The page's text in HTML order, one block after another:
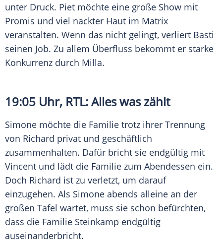
unter Druck. Piet möchte eine große Show mit
Promis und viel nackter Haut im Matrix
veranstalten. Wenn das nicht gelingt, verliert Basti
seinen Job. Zu allem Überfluss bekommt er starke
Konkurrenz durch Milla.
19:05 Uhr, RTL: Alles was zählt
Simone möchte die Familie trotz ihrer Trennung
von Richard privat und geschäftlich
zusammenhalten. Dafür bricht sie endgültig mit
Vincent und lädt die Familie zum Abendessen ein.
Doch Richard ist zu verletzt, um darauf
einzugehen. Als Simone abends alleine an der
großen Tafel wartet, muss sie schon befürchten,
dass die Familie Steinkamp endgültig
auseinanderbricht.